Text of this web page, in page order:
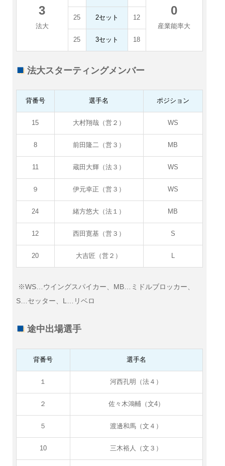
3
法大
0
産業能率大
25 2セット 12
25 3セット 18
法大スターティングメンバー
背番号 選手名 ポジション
15 大村翔哉（営２） WS
8 前田隆二（営３） MB
11 蔵田大輝（法３） WS
９ 伊元幸正（営３） WS
24 緒方悠大（法１） MB
12 西田寛基（営３） S
20 大吉匠（営２） L
※WS…ウイングスパイカー、MB…ミドルブロッカー、
S…セッター、L…リベロ
途中出場選手
背番号 選手名
１ 河西孔明（法４）
２ 佐々木鴻輔（文4）
５ 渡邊和馬（文４）
10 三木裕人（文３）